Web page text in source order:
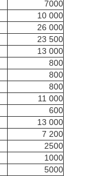
7000
10 000
26 000
23 500
13 000
800
800
800
11 000
600
13 000
7 200
2500
1000
5000